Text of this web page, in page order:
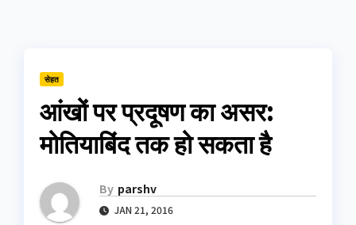
सेहत
आंखों पर प्रदूषण का असर:
मोतियाबिंद तक हो सकता है
By parshv
JAN 21, 2016